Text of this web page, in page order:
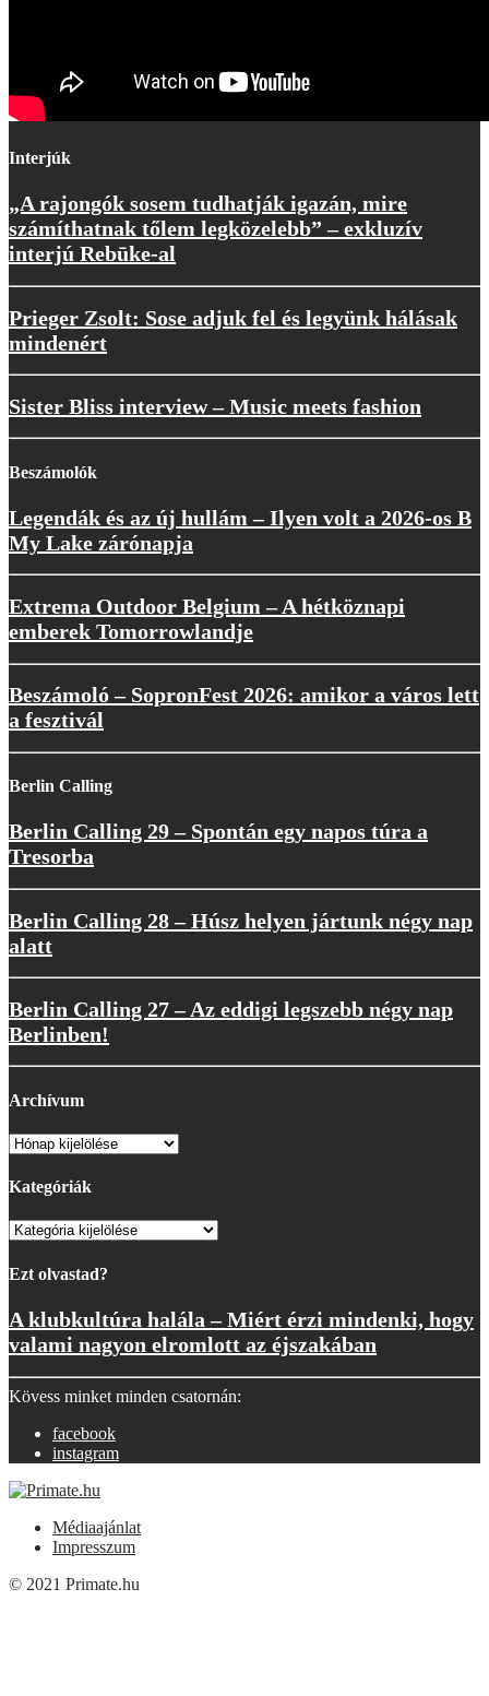
Interjúk
„A rajongók sosem tudhatják igazán, mire
számíthatnak tőlem legközelebb” – exkluzív
interjú Rebūke-al
Prieger Zsolt: Sose adjuk fel és legyünk hálásak
mindenért
Sister Bliss interview – Music meets fashion
Beszámolók
Legendák és az új hullám – Ilyen volt a 2026-os B
My Lake zárónapja
Extrema Outdoor Belgium – A hétköznapi
emberek Tomorrowlandje
Beszámoló – SopronFest 2026: amikor a város lett
a fesztivál
Berlin Calling
Berlin Calling 29 – Spontán egy napos túra a
Tresorba
Berlin Calling 28 – Húsz helyen jártunk négy nap
alatt
Berlin Calling 27 – Az eddigi legszebb négy nap
Berlinben!
Archívum
Archívum
Kategóriák
Kategóriák
Ezt olvastad?
A klubkultúra halála – Miért érzi mindenki, hogy
valami nagyon elromlott az éjszakában
Kövess minket minden csatornán:
facebook
instagram
Médiaajánlat
Impresszum
© 2021 Primate.hu